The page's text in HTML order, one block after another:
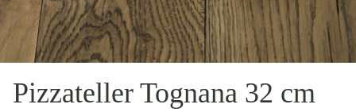
Pizzateller Tognana 32 cm